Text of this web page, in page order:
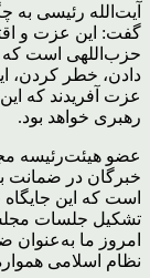
آیت‌الله رئیسی به
گفت: این عزت و
حزب‌اللهی است که
دادن، خطر کردن،
عزت آفریدند که
رهبری خواهد بود.
عضو هیئت‌رئیسه
خبرگان در ضمانت
است که این
تشکیل جلسات
امروز ما
نظام اسلامی